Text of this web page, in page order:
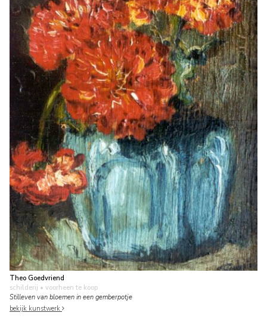
Theo Goedvriend
schilderij • voorheen te koop
Stilleven van bloemen in een gemberpotje
bekijk kunstwerk